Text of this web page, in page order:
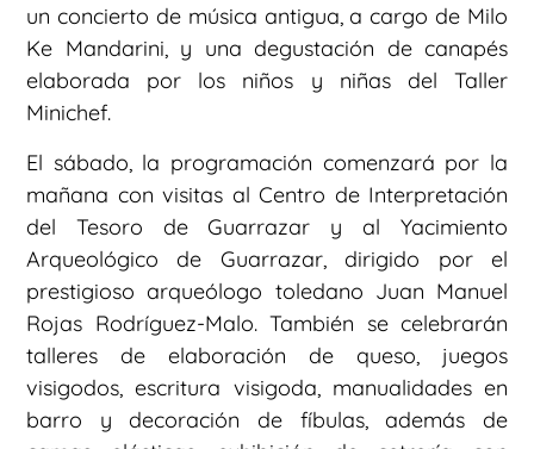
un concierto de música antigua, a cargo de Milo
Ke Mandarini, y una degustación de canapés
elaborada por los niños y niñas del Taller
Minichef.
El sábado, la programación comenzará por la
mañana con visitas al Centro de Interpretación
del Tesoro de Guarrazar y al Yacimiento
Arqueológico de Guarrazar, dirigido por el
prestigioso arqueólogo toledano Juan Manuel
Rojas Rodríguez-Malo. También se celebrarán
talleres de elaboración de queso, juegos
visigodos, escritura visigoda, manualidades en
barro y decoración de fíbulas, además de